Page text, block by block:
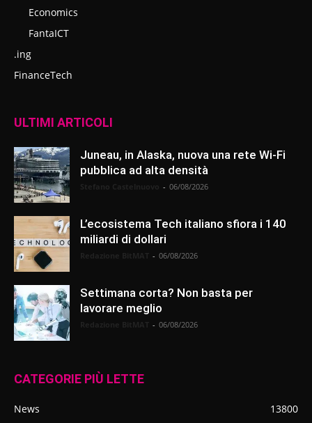
Economics
FantaICT
.ing
FinanceTech
ULTIMI ARTICOLI
Juneau, in Alaska, nuova una rete Wi-Fi
pubblica ad alta densità
- 06/08/2026
L’ecosistema Tech italiano sfiora i 140
miliardi di dollari
- 06/08/2026
Settimana corta? Non basta per
lavorare meglio
- 06/08/2026
CATEGORIE PIÙ LETTE
News
13800